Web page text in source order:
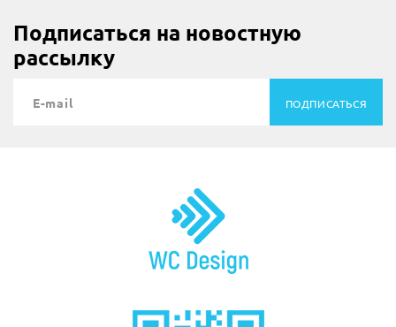
Подписаться на новостную
рассылку
ПОДПИСАТЬСЯ